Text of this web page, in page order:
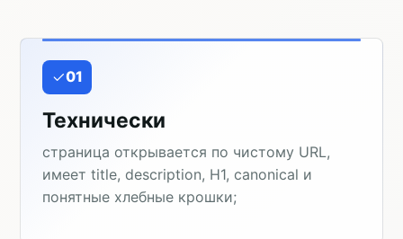
01
Технически
страница открывается по чистому URL,
имеет title, description, H1, canonical и
понятные хлебные крошки;